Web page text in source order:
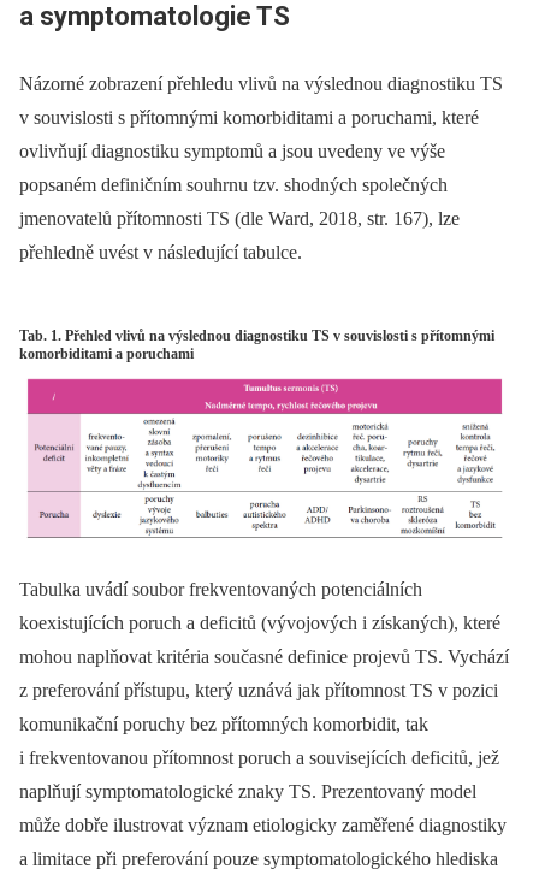
a symptomatologie TS
Názorné zobrazení přehledu vlivů na výslednou diagnostiku TS
v souvislosti s přítomnými komorbiditami a poruchami, které
ovlivňují diagnostiku symptomů a jsou uvedeny ve výše
popsaném definičním souhrnu tzv. shodných společných
jmenovatelů přítomnosti TS (dle Ward, 2018, str. 167), lze
přehledně uvést v následující tabulce.
Tab. 1. Přehled vlivů na výslednou diagnostiku TS v souvislosti s přítomnými
komorbiditami a poruchami
Tabulka uvádí soubor frekventovaných potenciálních
koexistujících poruch a deficitů (vývojových i získaných), které
mohou naplňovat kritéria současné definice projevů TS. Vychází
z preferování přístupu, který uznává jak přítomnost TS v pozici
komunikační poruchy bez přítomných komorbidit, tak
i frekventovanou přítomnost poruch a souvisejících deficitů, jež
naplňují symptomatologické znaky TS. Prezentovaný model
může dobře ilustrovat význam etiologicky zaměřené diagnostiky
a limitace při preferování pouze symptomatologického hlediska